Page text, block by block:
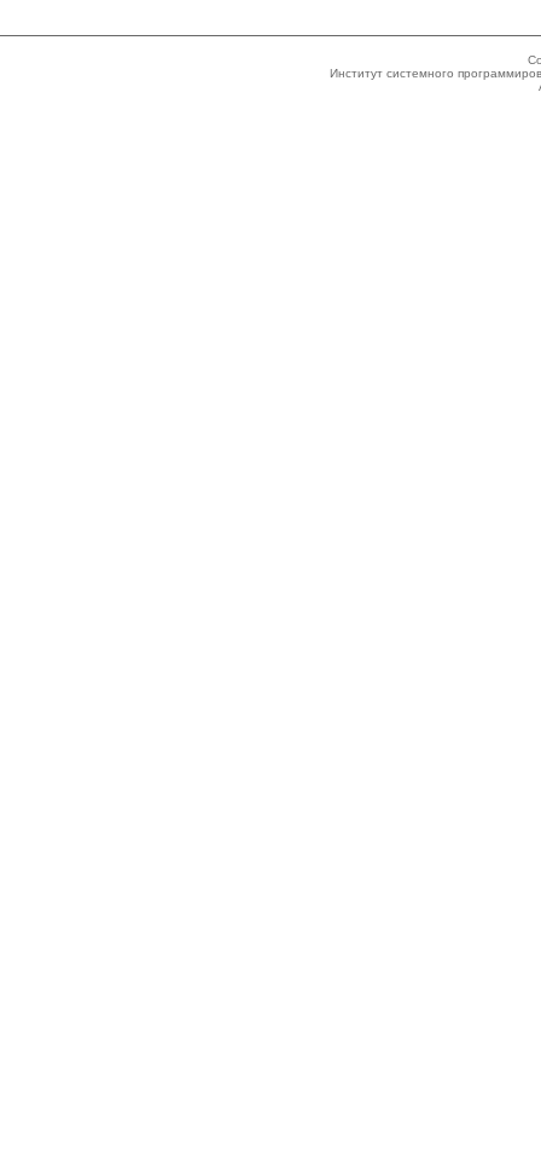
Институт системного